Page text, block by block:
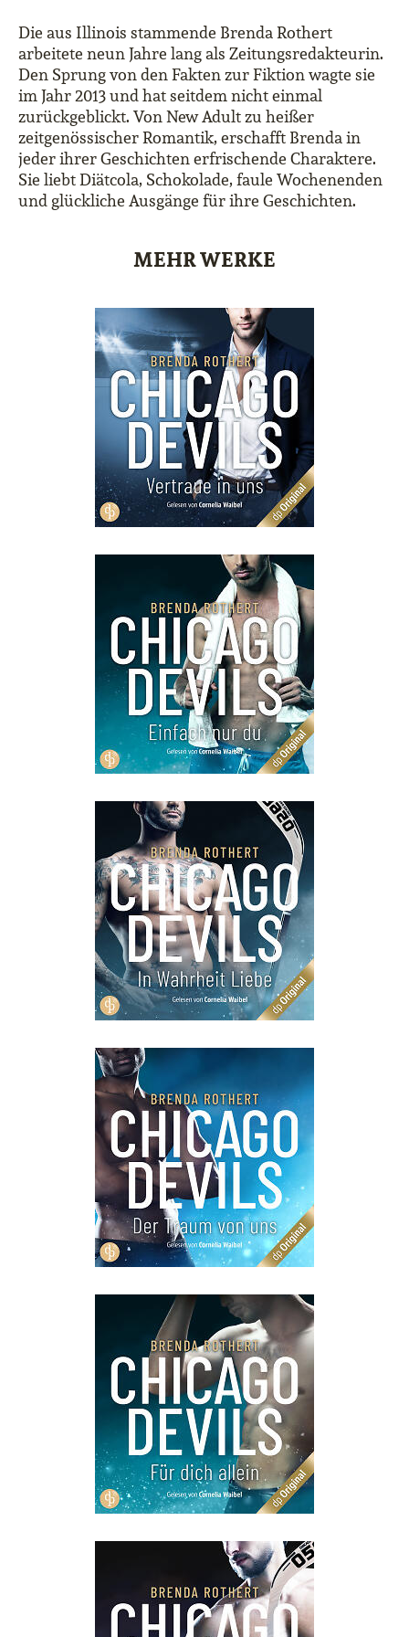
Die aus Illinois stammende Brenda Rothert
arbeitete neun Jahre lang als Zeitungsredakteurin.
Den Sprung von den Fakten zur Fiktion wagte sie
im Jahr 2013 und hat seitdem nicht einmal
zurückgeblickt. Von New Adult zu heißer
zeitgenössischer Romantik, erschafft Brenda in
jeder ihrer Geschichten erfrischende Charaktere.
Sie liebt Diätcola, Schokolade, faule Wochenenden
und glückliche Ausgänge für ihre Geschichten.
MEHR WERKE